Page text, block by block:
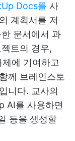
Docs를 사
계획서를 저
문서에서 과
트의 경우,
제에 기여하고
께 브레인스토
니다. 교사의
AI를 사용하면
등을 생성할